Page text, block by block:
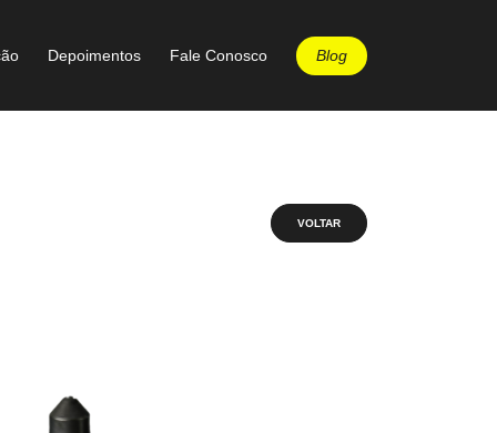
Depoimentos Fale Conosco Blog
VOLTAR